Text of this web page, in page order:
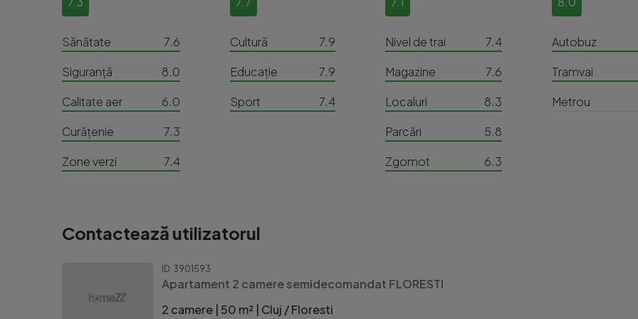
Sănătate
7.6
Siguranță
8.0
Calitate aer
6.0
Curățenie
7.3
Zone verzi
7.4
Cultură
7.9
Educație
7.9
Sport
7.4
Nivel de trai
7.4
Magazine
7.6
Localuri
8.3
Parcări
5.8
Zgomot
6.3
Autobuz
Tramvai
Metrou
Contactează utilizatorul
ID: 3901593
Apartament 2 camere semidecomandat FLORESTI
2 camere | 50 m² | Cluj / Floresti